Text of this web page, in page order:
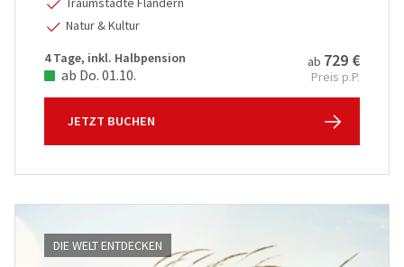
Natur & Kultur
4 Tage, inkl. Halbpension
ab Do. 01.10.
ab 729 €
Preis p.P.
JETZT BUCHEN
DIE WELT ENTDECKEN